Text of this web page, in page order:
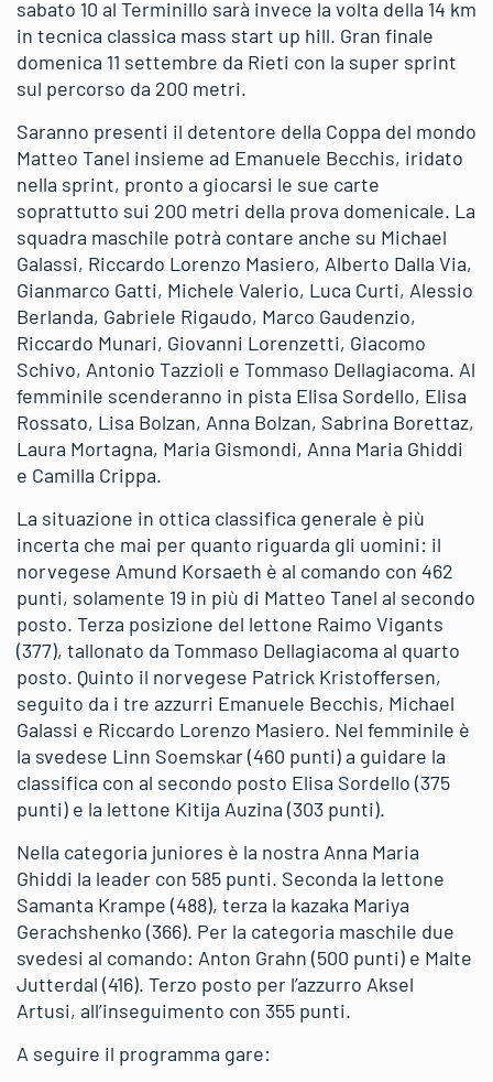
sabato 10 al Terminillo sarà invece la volta della 14 km
in tecnica classica mass start up hill. Gran finale
domenica 11 settembre da Rieti con la super sprint
sul percorso da 200 metri.
Saranno presenti il detentore della Coppa del mondo
Matteo Tanel insieme ad Emanuele Becchis, iridato
nella sprint, pronto a giocarsi le sue carte
soprattutto sui 200 metri della prova domenicale. La
squadra maschile potrà contare anche su Michael
Galassi, Riccardo Lorenzo Masiero, Alberto Dalla Via,
Gianmarco Gatti, Michele Valerio, Luca Curti, Alessio
Berlanda, Gabriele Rigaudo, Marco Gaudenzio,
Riccardo Munari, Giovanni Lorenzetti, Giacomo
Schivo, Antonio Tazzioli e Tommaso Dellagiacoma. Al
femminile scenderanno in pista Elisa Sordello, Elisa
Rossato, Lisa Bolzan, Anna Bolzan, Sabrina Borettaz,
Laura Mortagna, Maria Gismondi, Anna Maria Ghiddi
e Camilla Crippa.
La situazione in ottica classifica generale è più
incerta che mai per quanto riguarda gli uomini: il
norvegese Amund Korsaeth è al comando con 462
punti, solamente 19 in più di Matteo Tanel al secondo
posto. Terza posizione del lettone Raimo Vigants
(377), tallonato da Tommaso Dellagiacoma al quarto
posto. Quinto il norvegese Patrick Kristoffersen,
seguito da i tre azzurri Emanuele Becchis, Michael
Galassi e Riccardo Lorenzo Masiero. Nel femminile è
la svedese Linn Soemskar (460 punti) a guidare la
classifica con al secondo posto Elisa Sordello (375
punti) e la lettone Kitija Auzina (303 punti).
Nella categoria juniores è la nostra Anna Maria
Ghiddi la leader con 585 punti. Seconda la lettone
Samanta Krampe (488), terza la kazaka Mariya
Gerachshenko (366). Per la categoria maschile due
svedesi al comando: Anton Grahn (500 punti) e Malte
Jutterdal (416). Terzo posto per l’azzurro Aksel
Artusi, all’inseguimento con 355 punti.
A seguire il programma gare: